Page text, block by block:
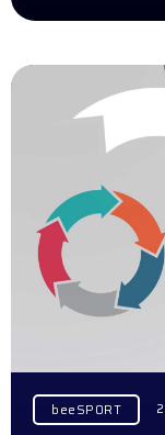
beeSPORT